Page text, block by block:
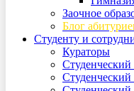
Заочное
Блог
Студенту и
Кураторы